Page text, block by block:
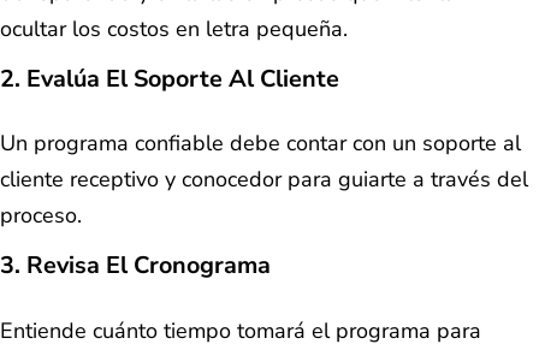
ocultar los costos en letra pequeña.
2. Evalúa El Soporte Al Cliente
Un programa confiable debe contar con un soporte al
cliente receptivo y conocedor para guiarte a través del
proceso.
3. Revisa El Cronograma
Entiende cuánto tiempo tomará el programa para